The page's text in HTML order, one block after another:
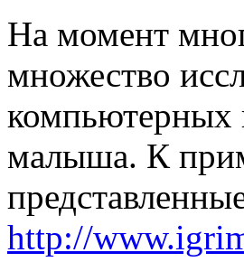
На момент
множество
компьютерных
малыша. К
http://